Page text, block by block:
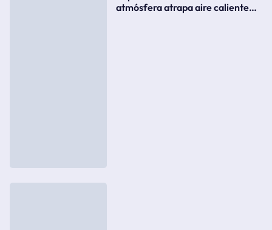
atmósfera atrapa aire caliente